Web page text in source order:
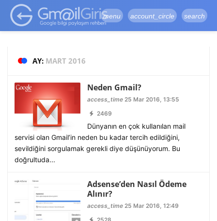
google-site-
verification=vqSI0upH550kabR5X8xpjMYieaXmuBueYgCJBW3uetM
menu account_circle search
AY: MART 2016
Neden Gmail?
access_time25 Mar 2016, 13:55
2469
Dünyanın en çok kullanılan mail
servisi olan Gmail’in neden bu kadar tercih edildiğini,
sevildiğini sorgulamak gerekli diye düşünüyorum. Bu
doğrultuda...
Adsense’den Nasıl Ödeme
Alınır?
access_time25 Mar 2016, 12:49